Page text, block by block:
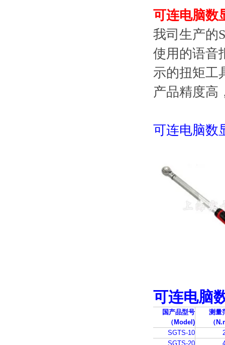
可连电脑数
我司生产的
使用的语音
示的扭矩工
产品精度高
可连电脑数
可连电脑
国产品型号
（Model)
测量
（
SGTS-10
SGTS-20